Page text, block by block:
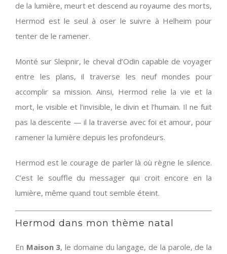
de la lumière, meurt et descend au royaume des morts,
Hermod est le seul à oser le suivre à Helheim pour
tenter de le ramener.
Monté sur Sleipnir, le cheval d’Odin capable de voyager
entre les plans, il traverse les neuf mondes pour
accomplir sa mission. Ainsi, Hermod relie la vie et la
mort, le visible et l’invisible, le divin et l’humain. Il ne fuit
pas la descente — il la traverse avec foi et amour, pour
ramener la lumière depuis les profondeurs.
Hermod est le courage de parler là où règne le silence.
C’est le souffle du messager qui croit encore en la
lumière, même quand tout semble éteint.
Hermod dans mon thème natal
En Maison 3, le domaine du langage, de la parole, de la